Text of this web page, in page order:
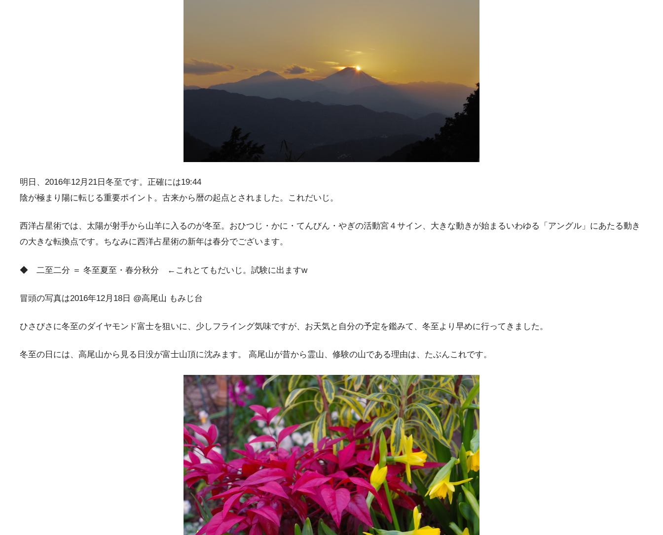
明日、2016年12月21日冬至です。正確には19:44
陰が極まり陽に転じる重要ポイント。古来から暦の起点とされました。これだいじ。
西洋占星術では、太陽が射手から山羊に入るのが冬至。おひつじ・かに・てんびん・やぎの活動宮４サイン、大きな動きが始まるいわゆる「アングル」にあたる動き
の大きな転換点です。ちなみに西洋占星術の新年は春分でございます。
◆ 二至二分 ＝ 冬至夏至・春分秋分 ←これとてもだいじ。試験に出ますw
冒頭の写真は2016年12月18日 @高尾山 もみじ台
ひさびさに冬至のダイヤモンド富士を狙いに、少しフライング気味ですが、お天気と自分の予定を鑑みて、冬至より早めに行ってきました。
冬至の日には、高尾山から見る日没が富士山頂に沈みます。 高尾山が昔から霊山、修験の山である理由は、たぶんこれです。